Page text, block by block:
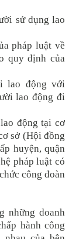
sử dụng lao
pháp luật về
quy định của
lao động với
lao động đi
động tại cơ
sở (Hội đồng
huyện, quận
pháp luật có
công đoàn
những doanh
hành công